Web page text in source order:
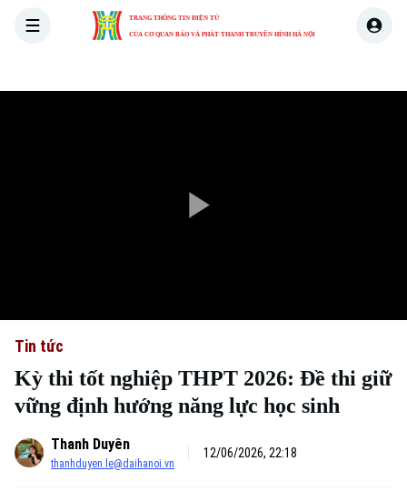
TRANG THÔNG TIN ĐIỆN TỬ
CỦA CƠ QUAN BÁO VÀ PHÁT THANH TRUYỀN HÌNH HÀ NỘI
Tin tức
Kỳ thi tốt nghiệp THPT 2026: Đề thi giữ
vững định hướng năng lực học sinh
Thanh Duyên
thanhduyen.le@daihanoi.vn
12/06/2026, 22:18